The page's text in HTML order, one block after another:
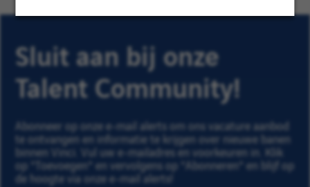
Sluit aan bij onze
Talent Community!
Abonneer op onze e-mail alerts om ons vacature aanbod
te ontvangen en informatie te krijgen over nieuwe banen
binnen Vinci. Vul uw e-mailadres en voorkeuren in. Klik
op "Toevoegen" en vervolgens op "Abonneren" en blijf op
de hoogte via onze e-mail alerts!